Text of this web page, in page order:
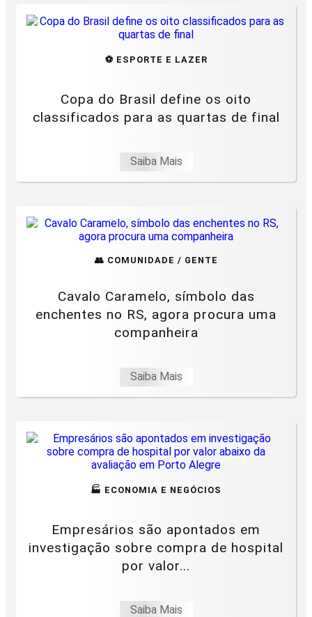
⚽ ESPORTE E LAZER
Copa do Brasil define os oito
classificados para as quartas de final
Saiba Mais
👥 COMUNIDADE / GENTE
Cavalo Caramelo, símbolo das
enchentes no RS, agora procura uma
companheira
Saiba Mais
🏭 ECONOMIA E NEGÓCIOS
Empresários são apontados em
investigação sobre compra de hospital
por valor...
Saiba Mais